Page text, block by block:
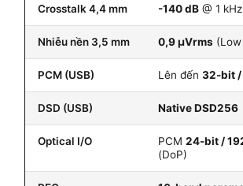
Crosstalk 4,4 mm -140 dB @ 1 kHz
Nhiễu nền 3,5 mm 0,9 µVrms
PCM (USB) Lên đến 32-bit /
DSD (USB) Native DSD256
Optical I/O PCM 24-bit /
(DoP)